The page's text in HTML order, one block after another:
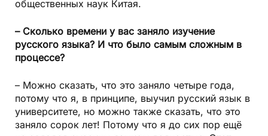
общественных наук Китая.
– Сколько времени у вас заняло изучение
русского языка? И что было самым сложным в
процессе?
– Можно сказать, что это заняло четыре года,
потому что я, в принципе, выучил русский язык в
университете, но можно также сказать, что это
заняло сорок лет! Потому что я до сих пор ещё